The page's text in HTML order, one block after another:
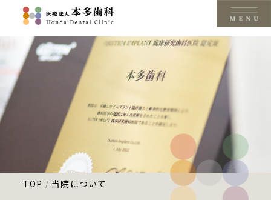
TOP 当院について